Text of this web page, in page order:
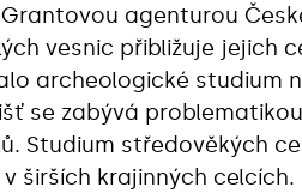
agenturou
vesnic přibližuje jejich
archeologické studium
se zabývá
Studium středověkých
širších krajinných celcích.